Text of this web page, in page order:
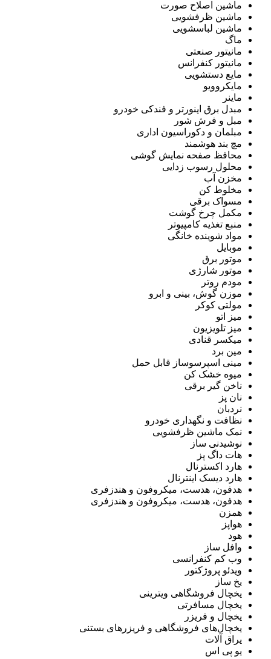
ماشین اصلاح صورت
ماشین ظرفشویی
ماشین لباسشویی
ماگ
مانیتور صنعتی
مانیتور کنفرانس
مایع دستشویی
مایکروویو
ماینر
مبدل برق اینورتر و فندکی خودرو
مبل و فرش شور
مبلمان و دکوراسیون اداری
مچ بند هوشمند
محافظ صفحه نمایش گوشی
محلول رسوب زدایی
مخزن آب
مخلوط کن
مسواک برقی
مکمل چرخ گوشت
منبع تغذیه کامپیوتر
مواد شوینده خانگی
موبایل
موتور برق
موتور شارژی
مودم روتر
موزن گوش، بینی و ابرو
مولتی کوکر
میز اتو
میز تلویزیون
میکسر قنادی
مین برد
مینی اسپرسوساز قابل حمل
میوه خشک کن
ناخن گیر برقی
نان پز
نردبان
نظافت و نگهداری خودرو
نمک ماشین ظرفشویی
نوشیدنی ساز
هات داگ پز
هارد اکسترنال
هارد دیسک اینترنال
هدفون، هدست، میکروفون و هندزفری
هدفون، هدست، میکروفون و هندزفری
همزن
هواپز
هود
وافل ساز
وب کم کنفرانسی
ویدئو پروژکتور
یخ ساز
یخچال فروشگاهی ویترینی
یخچال مسافرتی
یخچال و فریزر
یخچال‌های فروشگاهی و فریزرهای بستنی
یراق آلات
یو پی اس